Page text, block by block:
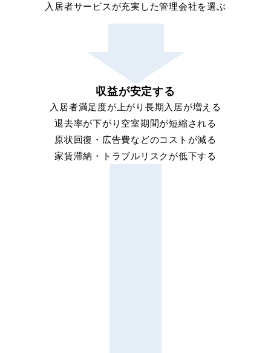
入居者サービスが充実した管理会社を選ぶ
収益が安定する
入居者満足度が上がり長期入居が増える
退去率が下がり空室期間が短縮される
原状回復・広告費などのコストが減る
家賃滞納・トラブルリスクが低下する